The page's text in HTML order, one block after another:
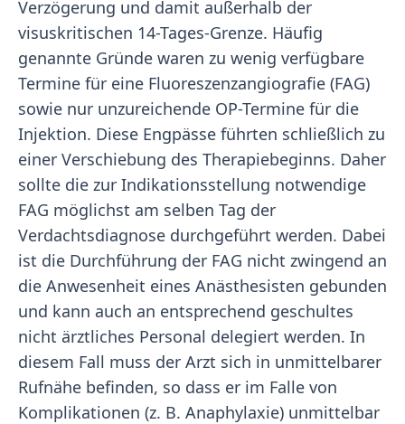
Verzögerung und damit außerhalb der
visuskritischen 14-Tages-Grenze. Häufig
genannte Gründe waren zu wenig verfügbare
Termine für eine Fluoreszenzangiografie (FAG)
sowie nur unzureichende OP-Termine für die
Injektion. Diese Engpässe führten schließlich zu
einer Verschiebung des Therapiebeginns. Daher
sollte die zur Indikationsstellung notwendige
FAG möglichst am selben Tag der
Verdachtsdiagnose durchgeführt werden. Dabei
ist die Durchführung der FAG nicht zwingend an
die Anwesenheit eines Anästhesisten gebunden
und kann auch an entsprechend geschultes
nicht ärztliches Personal delegiert werden. In
diesem Fall muss der Arzt sich in unmittelbarer
Rufnähe befinden, so dass er im Falle von
Komplikationen (z. B. Anaphylaxie) unmittelbar